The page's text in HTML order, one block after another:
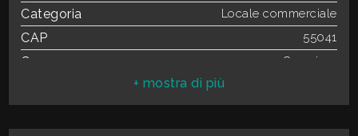
Categoria Locale commerciale
CAP 55041
Comune Camaiore
Bagni 2
4
Camere
minime
1